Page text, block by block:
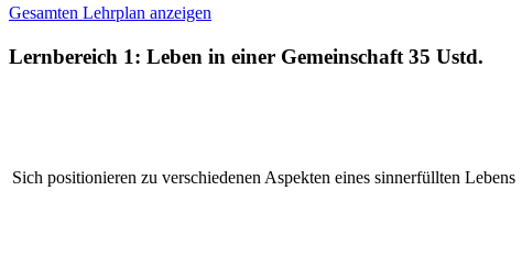
Gesamten Lehrplan anzeigen
Lernbereich 1: Leben in einer Gemeinschaft 35 Ustd.
Sich positionieren zu verschiedenen Aspekten eines sinnerfüllten Lebens